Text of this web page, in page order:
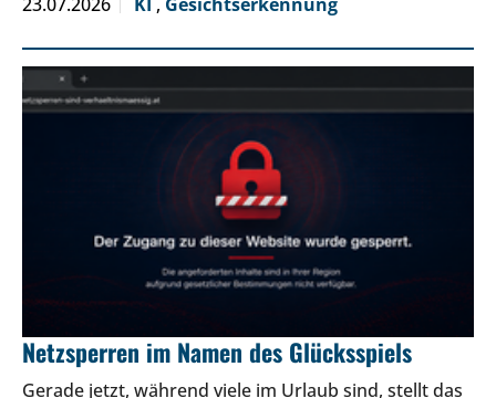
Netzsperren im Namen des Glücksspiels
Gerade jetzt, während viele im Urlaub sind, stellt das